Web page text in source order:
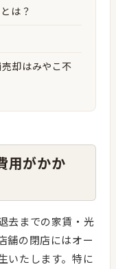
は？
却はみやこ不
用がかか
去までの家賃・光
舗の閉店にはオー
いたします。特に